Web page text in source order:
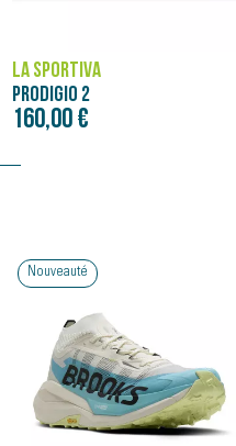
LA SPORTIVA
PRODIGIO 2
160,00 €
Nouveauté